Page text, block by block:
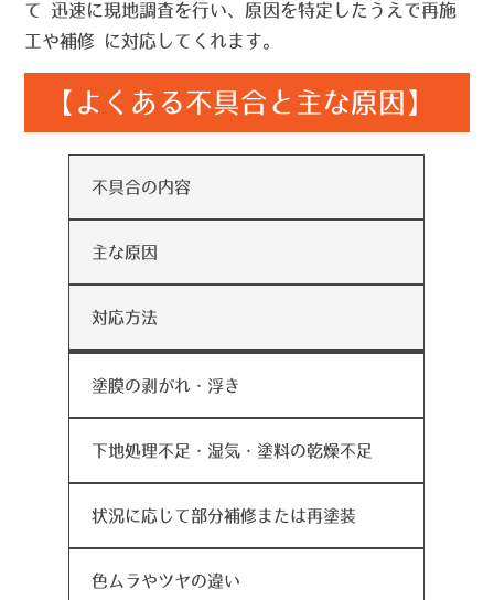
て 迅速に現地調査を行い、原因を特定したうえで再施
工や補修 に対応してくれます。
【よくある不具合と主な原因】
不具合の内容
主な原因
対応方法
塗膜の剥がれ・浮き
下地処理不足・湿気・塗料の乾燥不足
状況に応じて部分補修または再塗装
色ムラやツヤの違い